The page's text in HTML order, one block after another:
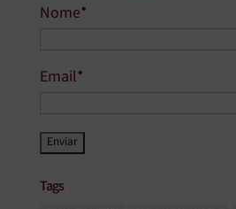
Nome*
Email*
Tags